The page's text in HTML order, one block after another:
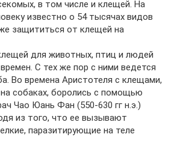
в том числе и клещей. На
известно о 54 тысячах видов
защититься от клещей на
для животных, птиц и людей
С тех же пор с ними ведется
Во времена Аристотеля с клещами,
собаках, боролись с помощью
Чао Юань Фан (550-630 гг н.э.)
из того, что ее вызывают
паразитирующие на теле